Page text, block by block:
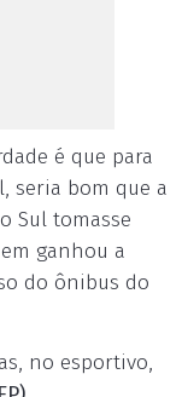
é que para
seria bom que a
Sul tomasse
ganhou a
do ônibus do
no esportivo,